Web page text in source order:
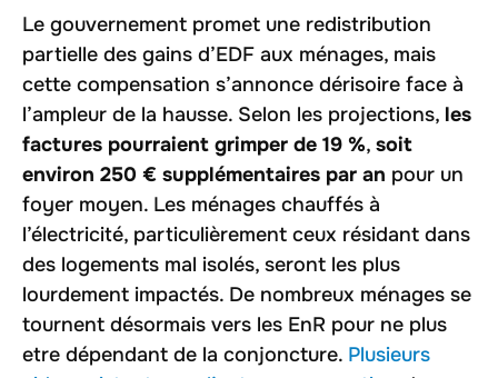
Le gouvernement promet une redistribution
partielle des gains d’EDF aux ménages, mais
cette compensation s’annonce dérisoire face à
l’ampleur de la hausse. Selon les projections, les
factures pourraient grimper de 19 %, soit
environ 250 € supplémentaires par an pour un
foyer moyen. Les ménages chauffés à
l’électricité, particulièrement ceux résidant dans
des logements mal isolés, seront les plus
lourdement impactés. De nombreux ménages se
tournent désormais vers les EnR pour ne plus
etre dépendant de la conjoncture. Plusieurs